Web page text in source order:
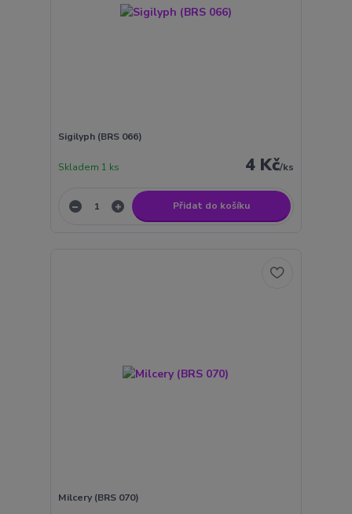
Sigilyph (BRS 066)
4 Kč/ks
Skladem 1 ks
Přidat do košíku
Milcery (BRS 070)